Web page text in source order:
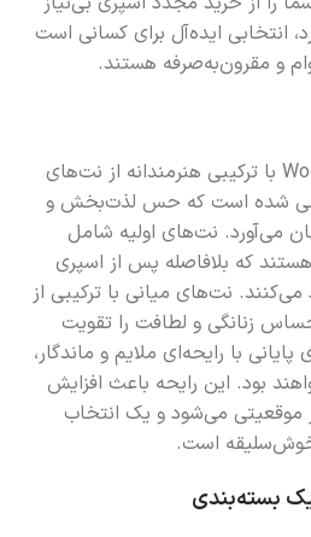
انتخابی ایده‌آل برای کسانی است
و مقرون‌به‌صرفه هستند.
رایحه اسپری داما مدل Wood با ترکیبی هنرمندانه از نت‌های
شده است که حس لذت‌بخش و
می‌آورد. نت‌های اولیه شامل
که بلافاصله پس از اسپری
نت‌های میانی با ترکیبی از
زنانگی و لطافت را تقویت
با رایحه‌ای ملایم و ماندگار،
بود. این رایحه باعث افزایش
موقعیتی می‌شود و یک انتخاب
خوش‌سلیقه است.
بسته‌بندی